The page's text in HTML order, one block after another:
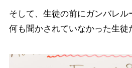
そして、生徒の前にガンバレル
何も聞かされていなかった生